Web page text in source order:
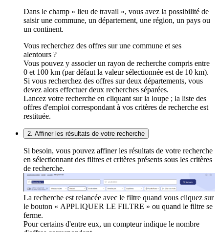
Dans le champ « lieu de travail », vous avez la possibilité de
saisir une commune, un département, une région, un pays ou
un continent.
Vous recherchez des offres sur une commune et ses
alentours ?
Vous pouvez y associer un rayon de recherche compris entre
0 et 100 km (par défaut la valeur sélectionnée est de 10 km).
Si vous recherchez des offres sur deux départements, vous
devez alors effectuer deux recherches séparées.
Lancez votre recherche en cliquant sur la loupe ; la liste des
offres d'emploi correspondant à vos critères de recherche est
restituée.
2. Affiner les résultats de votre recherche
Si besoin, vous pouvez affiner les résultats de votre recherche
en sélectionnant des filtres et critères présents sous les critères
de recherche.
La recherche est relancée avec le filtre quand vous cliquez sur
le bouton « APPLIQUER LE FILTRE » ou quand le filtre se
ferme.
Pour certains d'entre eux, un compteur indique le nombre